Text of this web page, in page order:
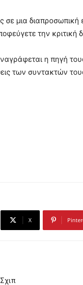
σε μια
την κριτική
η πηγή
των συντακτών
X